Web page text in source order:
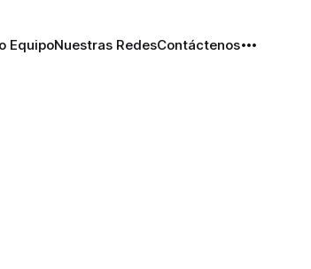
EquipoNuestras RedesContáctenos